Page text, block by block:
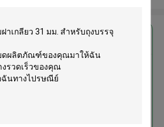
এর সেরা মূল্য পান
เชื่อมฝาเกลียว 31 มม. สำหรับถุง